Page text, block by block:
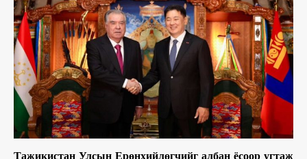
Тажикистан Улсын Ерөнхийлөгчийг албан ёсоор угтаж